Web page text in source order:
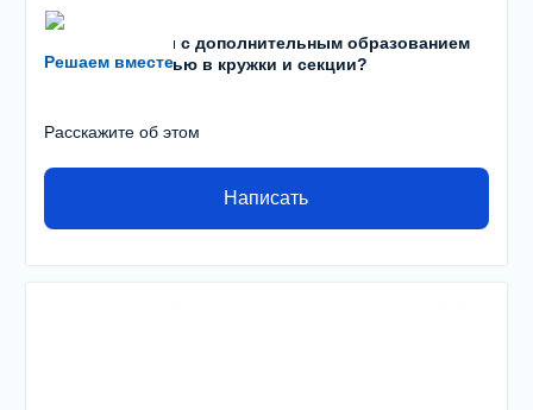
Решаем вместе
Есть проблемы с дополнительным образованием
детей? С записью в кружки и секции?
Расскажите об этом
Написать